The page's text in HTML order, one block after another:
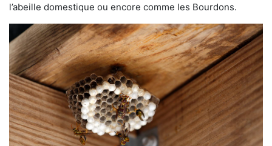
l’abeille domestique ou encore comme les Bourdons.